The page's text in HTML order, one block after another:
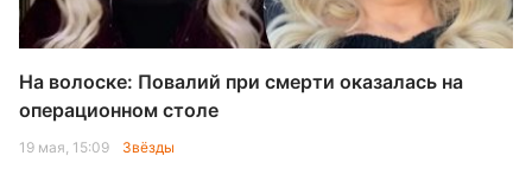
На волоске: Повалий при смерти оказалась на
операционном столе
19 мая, 15:09 Звёзды